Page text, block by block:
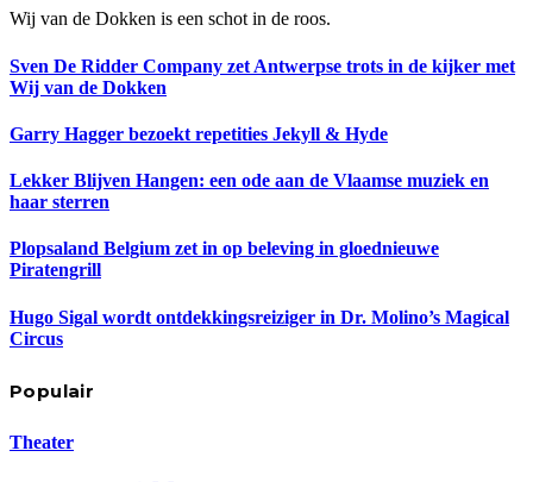
Wij van de Dokken is een schot in de roos.
Sven De Ridder Company zet Antwerpse trots in de kijker met
Wij van de Dokken
Garry Hagger bezoekt repetities Jekyll & Hyde
Lekker Blijven Hangen: een ode aan de Vlaamse muziek en
haar sterren
Plopsaland Belgium zet in op beleving in gloednieuwe
Piratengrill
Hugo Sigal wordt ontdekkingsreiziger in Dr. Molino’s Magical
Circus
Populair
Theater